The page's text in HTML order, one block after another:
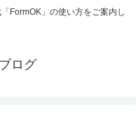
FormOK」の使い方をご案内し
ログ